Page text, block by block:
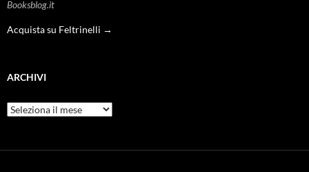
Booksblog.it
Acquista su Feltrinelli →
ARCHIVI
Archivi